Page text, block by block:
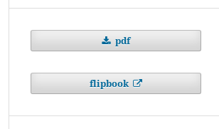
pdf
flipbook